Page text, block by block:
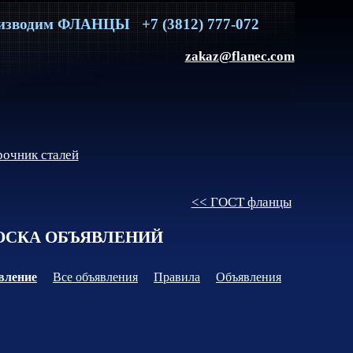
ФЛАНЦЫ+7 (3812) 777-072
zakaz@flanec.com
сталей
<< ГОСТ фланцы
ОБЪЯВЛЕНИЙ
Все объявления Правила Объявления